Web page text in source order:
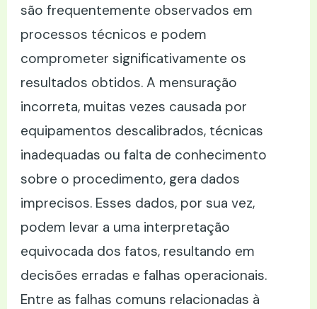
são frequentemente observados em
processos técnicos e podem
comprometer significativamente os
resultados obtidos. A mensuração
incorreta, muitas vezes causada por
equipamentos descalibrados, técnicas
inadequadas ou falta de conhecimento
sobre o procedimento, gera dados
imprecisos. Esses dados, por sua vez,
podem levar a uma interpretação
equivocada dos fatos, resultando em
decisões erradas e falhas operacionais.
Entre as falhas comuns relacionadas à